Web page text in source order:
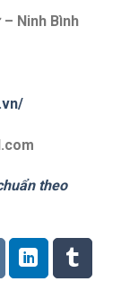
Ninh Bình
theo